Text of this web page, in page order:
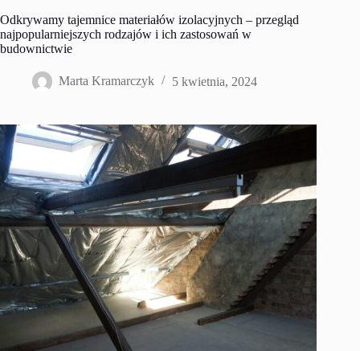
Odkrywamy tajemnice materiałów izolacyjnych – przegląd
najpopularniejszych rodzajów i ich zastosowań w
budownictwie
Marta Kramarczyk 5 kwietnia, 2024